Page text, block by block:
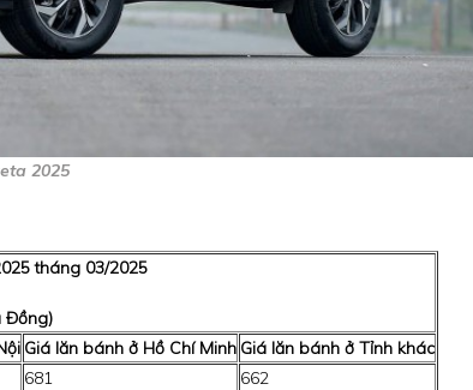
2025
tháng 03/2025
Đồng)
Giá lăn bánh ở Hồ Chí Minh Giá lăn bánh ở Tỉnh khác
681
662